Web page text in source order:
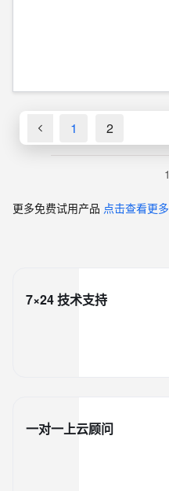
1 2
1
更多免费试用产品 点击查看更多
7×24 技术支持
一对一上云顾问